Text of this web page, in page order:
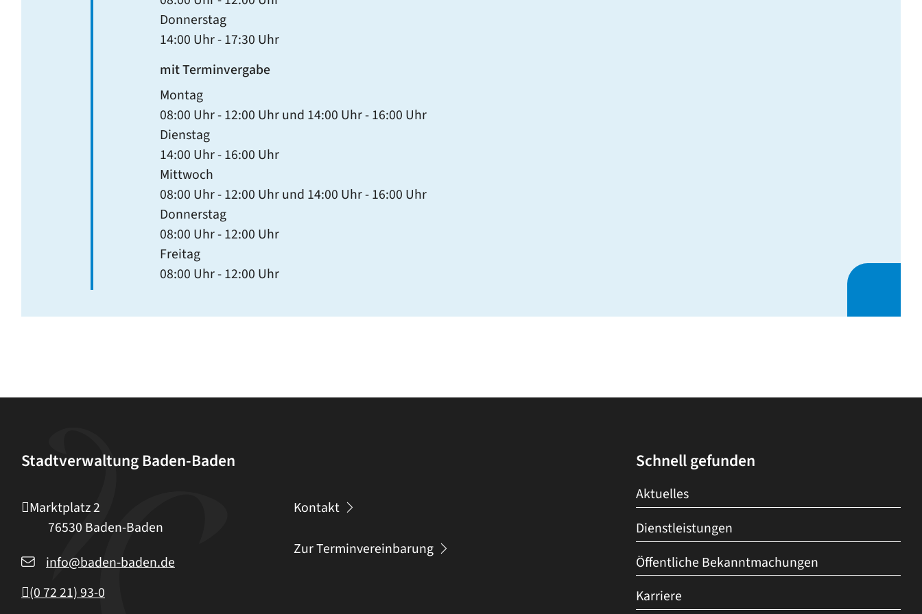
Donnerstag
14:00 Uhr-17:30 Uhr
mit Terminvergabe
Montag
08:00 Uhr-12:00 Uhrund 14:00 Uhr-16:00 Uhr
Dienstag
14:00 Uhr-16:00 Uhr
Mittwoch
08:00 Uhr-12:00 Uhrund 14:00 Uhr-16:00 Uhr
Donnerstag
08:00 Uhr-12:00 Uhr
Freitag
08:00 Uhr-12:00 Uhr
Stadtverwaltung Baden-Baden
Marktplatz 2
76530 Baden-Baden
info@baden-baden.de
(07221) 93-0
Kontakt
Zur Terminvereinbarung
Schnell gefunden
Aktuelles
Dienstleistungen
Öffentliche Bekanntmachungen
Karriere